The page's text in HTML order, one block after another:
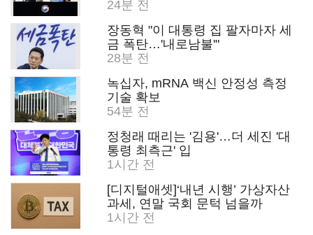
24분 전
장동혁 "이 대통령 집 팔자마자 세
금 폭탄…'내로남불'"
28분 전
녹십자, mRNA 백신 안정성 측정
기술 확보
54분 전
정청래 때리는 '김용'…더 세진 '대
통령 최측근' 입
1시간 전
[디지털애셋]‘내년 시행’ 가상자산
과세, 연말 국회 문턱 넘을까
1시간 전